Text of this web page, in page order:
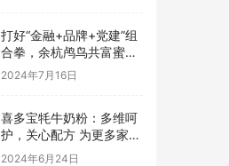
打好“金融+品牌+党建”组
合拳，余杭鸬鸟共富蜜梨
开满“林”
2024年7月16日
喜多宝牦牛奶粉：多维呵
护，关心配方 为更多家庭
的健康保驾护航
2024年6月24日